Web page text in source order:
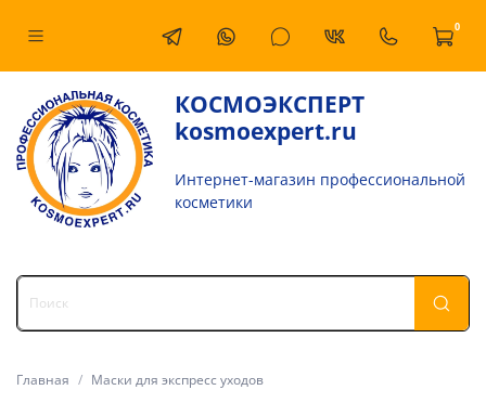
0
КОСМОЭКСПЕРТ
kosmoexpert.ru
Интернет-магазин профессиональной
косметики
Главная Маски для экспресс уходов